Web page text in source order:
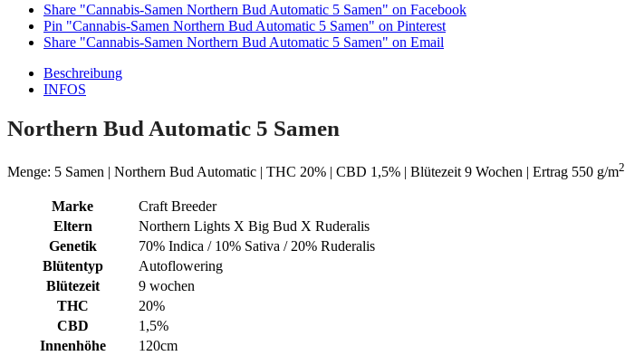
Share "Cannabis-Samen Northern Bud Automatic 5 Samen" on Facebook
Pin "Cannabis-Samen Northern Bud Automatic 5 Samen" on Pinterest
Share "Cannabis-Samen Northern Bud Automatic 5 Samen" on Email
Beschreibung
INFOS
Northern Bud Automatic 5 Samen
Menge: 5 Samen | Northern Bud Automatic | THC 20% | CBD 1,5% | Blütezeit 9 Wochen | Ertrag 550 g/m2
Marke
Craft Breeder
Eltern
Northern Lights X Big Bud X Ruderalis
Genetik
70% Indica / 10% Sativa / 20% Ruderalis
Blütentyp
Autoflowering
Blütezeit
9 wochen
THC
20%
CBD
1,5%
Innenhöhe
120cm